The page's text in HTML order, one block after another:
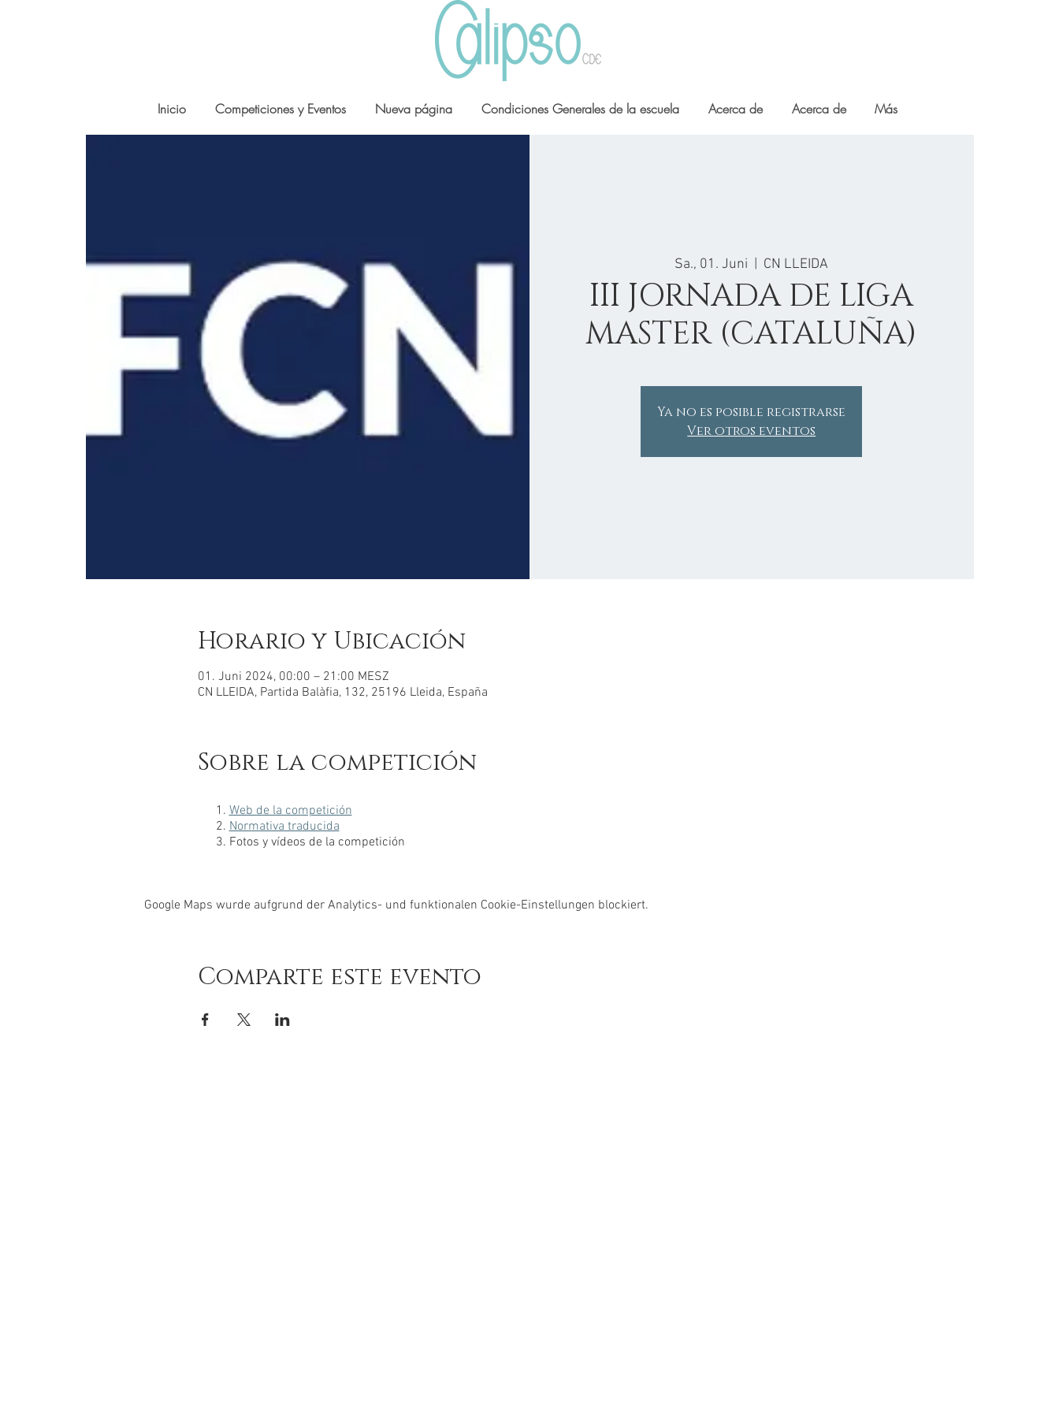
Inicio Competiciones y Eventos Nueva página Condiciones Generales de la escuela Acerca de Acerca de Más
Sa., 01. Juni
  |
CN LLEIDA
III JORNADA DE LIGA
MASTER (CATALUÑA)
Ya no es posible registrarse
Ver otros eventos
Horario y Ubicación
01. Juni 2024, 00:00 – 21:00 MESZ
CN LLEIDA, Partida Balàfia, 132, 25196 Lleida, España
Sobre la competición
Web de la competición
Normativa traducida
Fotos y vídeos de la competición
Google Maps wurde aufgrund der Analytics- und funktionalen Cookie-Einstellungen blockiert.
Comparte este evento